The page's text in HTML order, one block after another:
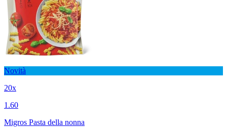
Novità
20x
1.60
Migros Pasta della nonna